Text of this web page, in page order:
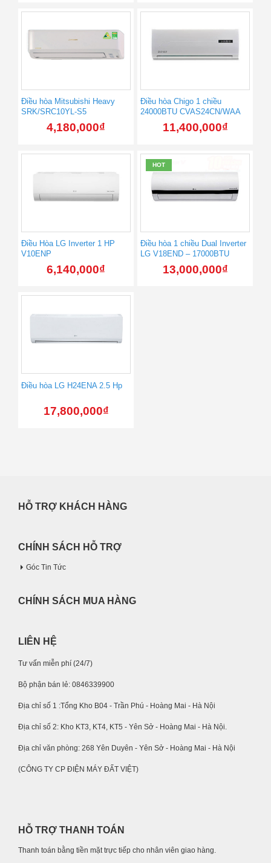
Điều hòa Mitsubishi Heavy
SRK/SRC10YL-S5
4,180,000₫
Điều hòa Chigo 1 chiều
24000BTU CVAS24CN/WAA
11,400,000₫
Điều Hòa LG Inverter 1 HP
V10ENP
6,140,000₫
HOT
Điều hòa 1 chiều Dual Inverter
LG V18END – 17000BTU
13,000,000₫
Điều hòa LG H24ENA 2.5 Hp
17,800,000₫
HỖ TRỢ KHÁCH HÀNG
CHÍNH SÁCH HỖ TRỢ
Góc Tin Tức
CHÍNH SÁCH MUA HÀNG
LIÊN HỆ
Tư vấn miễn phí (24/7)
Bộ phận bán lẻ: 0846339900
Địa chỉ số 1 :Tổng Kho B04 - Trần Phú - Hoàng Mai - Hà Nội
Địa chỉ số 2: Kho KT3, KT4, KT5 - Yên Sở - Hoàng Mai - Hà Nội.
Địa chỉ văn phòng: 268 Yên Duyên - Yên Sở - Hoàng Mai - Hà Nội
(CÔNG TY CP ĐIỆN MÁY ĐẤT VIỆT)
HỖ TRỢ THANH TOÁN
Thanh toán bằng tiền mặt trực tiếp cho nhân viên giao hàng.